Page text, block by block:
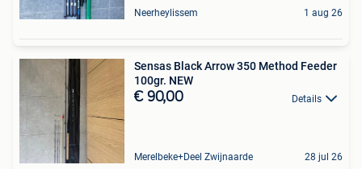
Neerheylissem 1 aug 26
Sensas Black Arrow 350 Method Feeder
100gr. NEW
€ 90,00 Details
Merelbeke+Deel Zwijnaarde 28 jul 26